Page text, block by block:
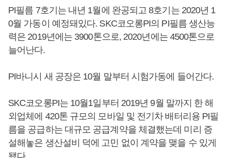
PI필름 7호기는 내년 1월에 완공되고 8호기는 2020년 1
0월 가동이 예정돼있다. SKC코오롱PI의 PI필름 생산능
력은 2019년에는 3900톤으로, 2020년에는 4500톤으로
늘어난다.
PI바니시 새 공장은 10월 말부터 시험가동에 들어간다.
SKC코오롱PI는 10월1일부터 2019년 9월 말까지 한 해
외업체에 420톤 규모의 모바일 및 전기차 배터리용 PI필
름을 공급하는 대규모 공급계약을 체결했는데 미리 증
설해놓은 생산설비 덕에 고민 없이 계약을 맺을 수 있게